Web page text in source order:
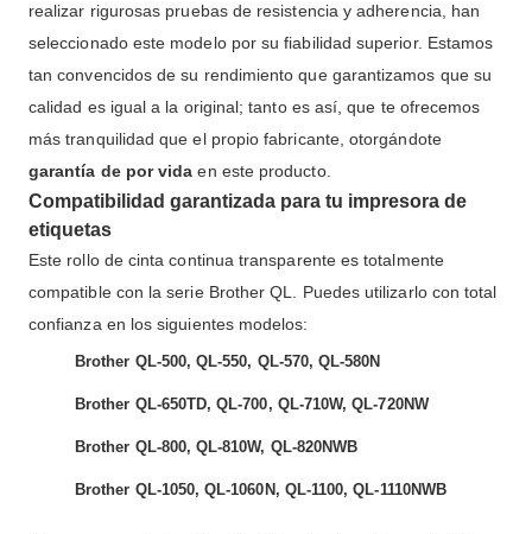
realizar rigurosas pruebas de resistencia y adherencia, han
seleccionado este modelo por su fiabilidad superior. Estamos
tan convencidos de su rendimiento que garantizamos que su
calidad es igual a la original; tanto es así, que te ofrecemos
más tranquilidad que el propio fabricante, otorgándote
garantía de por vida en este producto.
Compatibilidad garantizada para tu impresora de
etiquetas
Este rollo de cinta continua transparente es totalmente
compatible con la serie Brother QL. Puedes utilizarlo con total
confianza en los siguientes modelos:
Brother QL-500, QL-550, QL-570, QL-580N
Brother QL-650TD, QL-700, QL-710W, QL-720NW
Brother QL-800, QL-810W, QL-820NWB
Brother QL-1050, QL-1060N, QL-1100, QL-1110NWB